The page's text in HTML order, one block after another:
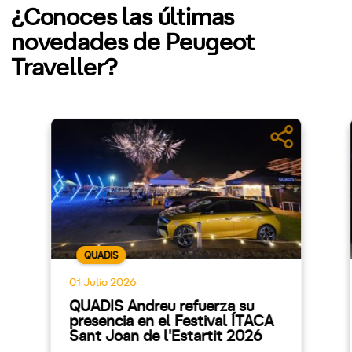
¿Conoces las últimas
novedades de Peugeot
Traveller?
QUADIS
01 Julio 2026
QUADIS Andreu refuerza su
presencia en el Festival ÍTACA
Sant Joan de l'Estartit 2026